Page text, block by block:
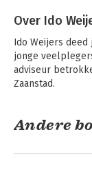
Over Ido
Ido Weijers
jonge
adviseur
Zaanstad.
Andere